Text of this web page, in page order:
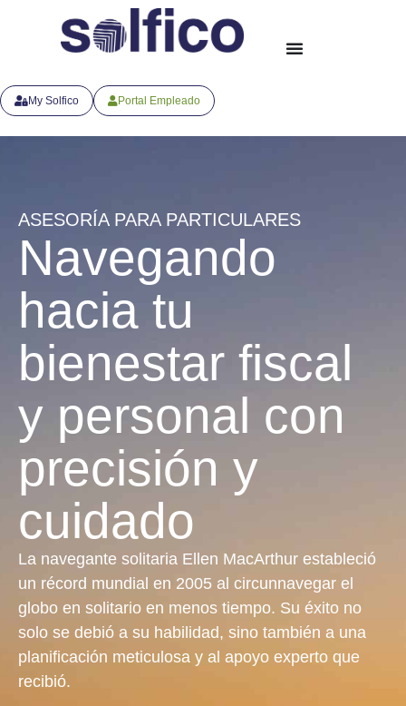
My Solfico Portal Empleado
ASESORÍA PARA PARTICULARES
Navegando
hacia tu
bienestar fiscal
y personal con
precisión y
cuidado
La navegante solitaria Ellen MacArthur estableció
un récord mundial en 2005 al circunnavegar el
globo en solitario en menos tiempo. Su éxito no
solo se debió a su habilidad, sino también a una
planificación meticulosa y al apoyo experto que
recibió.